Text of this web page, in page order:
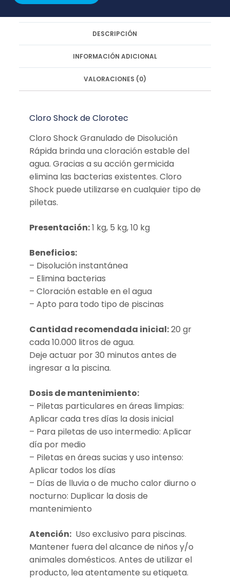
DESCRIPCIÓN
INFORMACIÓN ADICIONAL
VALORACIONES (0)
Cloro Shock de Clorotec
Cloro Shock Granulado de Disolución
Rápida brinda una cloración estable del
agua. Gracias a su acción germicida
elimina las bacterias existentes. Cloro
Shock puede utilizarse en cualquier tipo de
piletas.
Presentación:1 kg, 5 kg, 10 kg
Beneficios:
– Disolución instantánea
– Elimina bacterias
– Cloración estable en el agua
– Apto para todo tipo de piscinas
Cantidad recomendada inicial:20 gr
cada 10.000 litros de agua.
Deje actuar por 30 minutos antes de
ingresar a la piscina.
Dosis de mantenimiento:
– Piletas particulares en áreas limpias:
Aplicar cada tres días la dosis inicial
– Para piletas de uso intermedio: Aplicar
día por medio
– Piletas en áreas sucias y uso intenso:
Aplicar todos los días
– Días de lluvia o de mucho calor diurno o
nocturno: Duplicar la dosis de
mantenimiento
Atención:Uso exclusivo para piscinas.
Mantener fuera del alcance de niños y/o
animales domésticos. Antes de utilizar el
producto, lea atentamente su etiqueta.